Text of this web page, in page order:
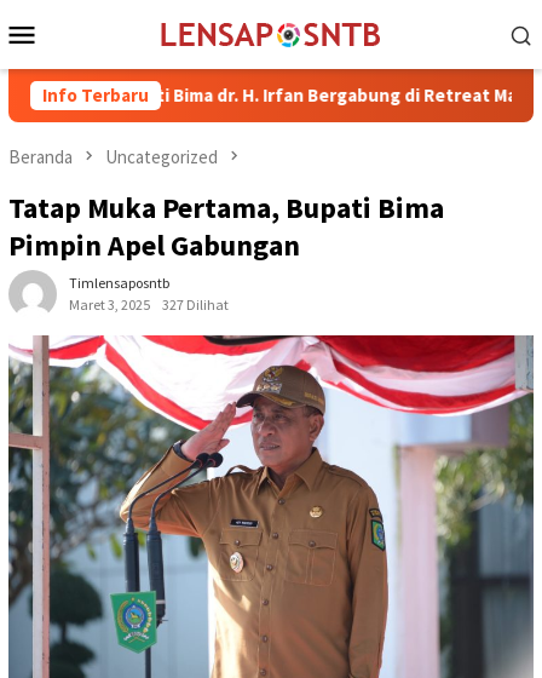
ke
Mobile
Info Terbaru
Bupati Bima dr. H. Irfan Bergabung di Retreat Magelang
Beranda Uncategorized
Tatap Muka Pertama, Bupati Bima
Pimpin Apel Gabungan
Timlensaposntb
Maret 3, 2025
327 Dilihat